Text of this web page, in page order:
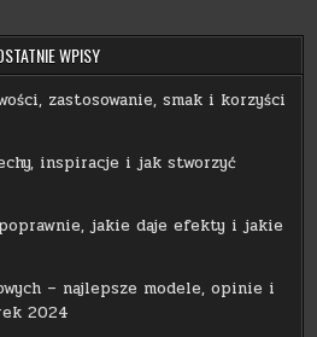
WPISY
zastosowanie, smak i korzyści
inspiracje i jak stworzyć
jakie daje efekty i jakie
– najlepsze modele, opinie i
2024